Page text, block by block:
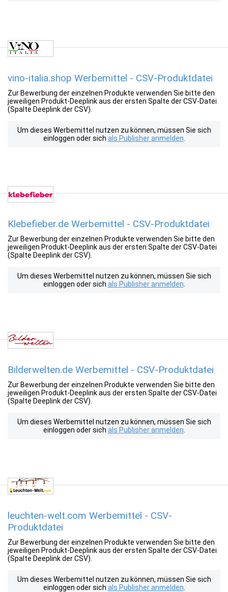
vino-italia.shop Werbemittel - CSV-Produktdatei
Zur Bewerbung der einzelnen Produkte verwenden Sie bitte den
jeweiligen Produkt-Deeplink aus der ersten Spalte der CSV-Datei
(Spalte Deeplink der CSV).
Um dieses Werbemittel nutzen zu können, müssen Sie sich
einloggen oder sich als Publisher anmelden
Klebefieber.de Werbemittel - CSV-Produktdatei
Zur Bewerbung der einzelnen Produkte verwenden Sie bitte den
jeweiligen Produkt-Deeplink aus der ersten Spalte der CSV-Datei
(Spalte Deeplink der CSV).
Um dieses Werbemittel nutzen zu können, müssen Sie sich
einloggen oder sich als Publisher anmelden
Bilderwelten.de Werbemittel - CSV-Produktdatei
Zur Bewerbung der einzelnen Produkte verwenden Sie bitte den
jeweiligen Produkt-Deeplink aus der ersten Spalte der CSV-Datei
(Spalte Deeplink der CSV).
Um dieses Werbemittel nutzen zu können, müssen Sie sich
einloggen oder sich als Publisher anmelden
leuchten-welt.com Werbemittel - CSV-
Produktdatei
Zur Bewerbung der einzelnen Produkte verwenden Sie bitte den
jeweiligen Produkt-Deeplink aus der ersten Spalte der CSV-Datei
(Spalte Deeplink der CSV).
Um dieses Werbemittel nutzen zu können, müssen Sie sich
einloggen oder sich als Publisher anmelden